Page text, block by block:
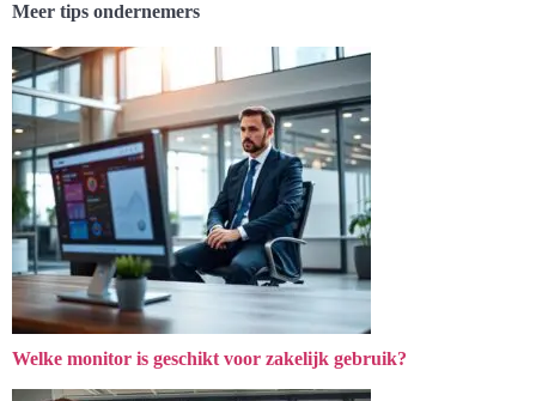
Meer tips ondernemers
Welke monitor is geschikt voor zakelijk gebruik?